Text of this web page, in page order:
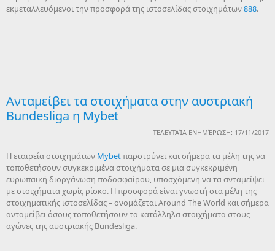
εκμεταλλευόμενοι την προσφορά της ιστοσελίδας στοιχημάτων888.
Ανταμείβει τα στοιχήματα στην αυστριακή
Bundesliga η Mybet
ΤΕΛΕΥΤΑΊΑ ΕΝΗΜΈΡΩΣΗ: 17/11/2017
Η εταιρεία στοιχημάτων Mybetπαροτρύνει και σήμερα τα μέλη της να
τοποθετήσουν συγκεκριμένα στοιχήματα σε μια συγκεκριμένη
ευρωπαϊκή διοργάνωση ποδοσφαίρου, υποσχόμενη να τα ανταμείψει
με στοιχήματα χωρίς ρίσκο. Η προσφορά είναι γνωστή στα μέλη της
στοιχηματικής ιστοσελίδας – ονομάζεται Around The World και σήμερα
ανταμείβει όσους τοποθετήσουν τα κατάλληλα στοιχήματα στους
αγώνες της αυστριακής Bundesliga.